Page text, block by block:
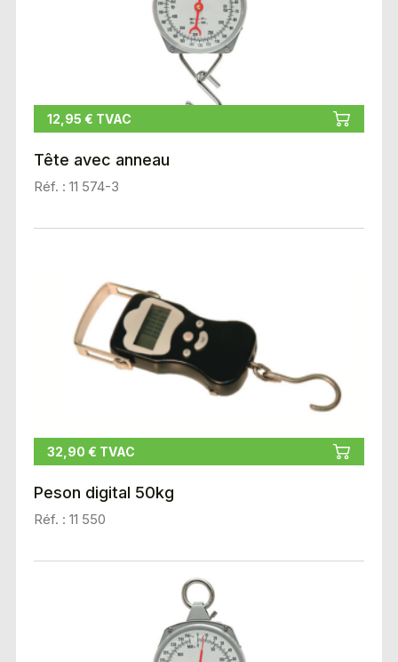
12,95 € TVAC
Tête avec anneau
Réf. : 11 574-3
32,90 € TVAC
Peson digital 50kg
Réf. : 11 550